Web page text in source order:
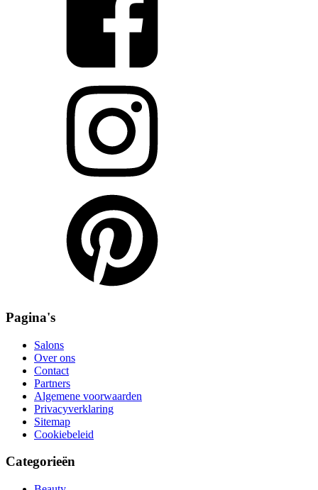
Pagina's
Salons
Over ons
Contact
Partners
Algemene voorwaarden
Privacyverklaring
Sitemap
Cookiebeleid
Categorieën